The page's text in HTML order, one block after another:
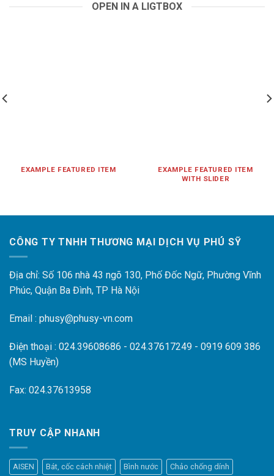
OPEN IN A LIGTBOX
EXAMPLE FEATURED ITEM
EXAMPLE FEATURED ITEM
WITH SLIDER
CÔNG TY TNHH THƯƠNG MẠI DỊCH VỤ PHÚ SỸ
Địa chỉ: Số 106 nhà 43 ngõ 130, Phố Đốc Ngữ, Phường Vĩnh
Phúc, Quận Ba Đình, TP Hà Nội
Email : phusy@phusy-vn.com
Điện thoại : 024.39608686 - 024.37617249 - 0919 609 386
(MS Huyền)
Fax: 024.37613958
TRUY CẬP NHANH
AISEN Bát, cốc cách nhiệt Bình nước Chảo chống dính